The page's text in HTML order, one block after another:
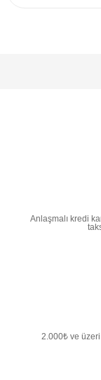
Anlaşmalı kredi
2.000₺ ve